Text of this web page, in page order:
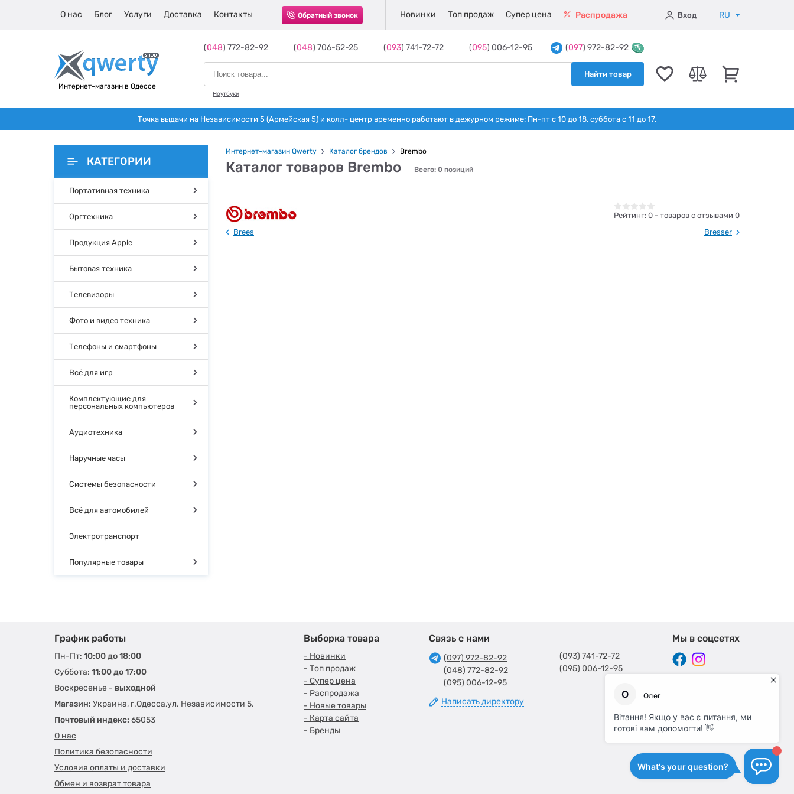
О нас Блог Услуги Доставка Контакты Обратный звонок Новинки Топ продаж Супер цена Распродажа Вход RU
Интернет-магазин в Одессе
(048) 772-82-92 (048) 706-52-25 (093) 741-72-72 (095) 006-12-95 (097) 972-82-92
Найти товар
Ноутбуки
Точка выдачи на Независимости 5 (Армейская 5) и колл- центр временно работают в дежурном режиме: Пн-пт с 10 до 18. суббота с 11 до 17.
КАТЕГОРИИ
Портативная техника
Оргтехника
Продукция Apple
Бытовая техника
Телевизоры
Фото и видео техника
Телефоны и смартфоны
Всё для игр
Комплектующие для
персональных компьютеров
Аудиотехника
Наручные часы
Системы безопасности
Всё для автомобилей
Электротранспорт
Популярные товары
Интернет-магазин Qwerty Каталог брендов Brembo
Каталог товаров Brembo Всего: 0 позиций
Рейтинг: 0 - товаров с отзывами 0
Brees
Bresser
График работы
Пн-Пт: 10:00 до 18:00
Суббота: 11:00 до 17:00
Воскресенье - выходной
Магазин: Украина, г.Одесса,ул. Независимости 5.
Почтовый индекс: 65053
О нас
Политика безопасности
Условия оплаты и доставки
Обмен и возврат товара
Выборка товара
- Новинки
- Топ продаж
- Супер цена
- Распродажа
- Новые товары
- Карта сайта
- Бренды
Связь с нами
(097) 972-82-92
(048) 772-82-92
(095) 006-12-95
Написать директору
(093) 741-72-72
(095) 006-12-95
Мы в соцсетях